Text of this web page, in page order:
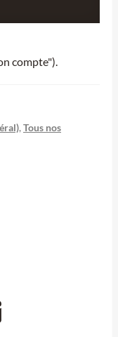
compte").
, Tous nos